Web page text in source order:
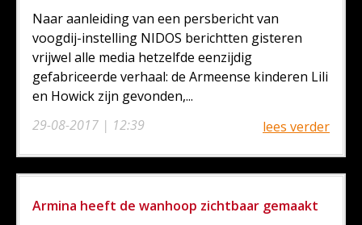
29-08-2017 | 12:39
Naar aanleiding van een persbericht van
voogdij-instelling NIDOS berichtten gisteren
vrijwel alle media hetzelfde eenzijdig
gefabriceerde verhaal: de Armeense kinderen Lili
en Howick zijn gevonden,...
lees verder
Armina heeft de wanhoop zichtbaar gemaakt